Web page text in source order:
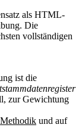
als HTML-
Die
vollständigen
ist die
zur Gewichtung
Methodik und auf